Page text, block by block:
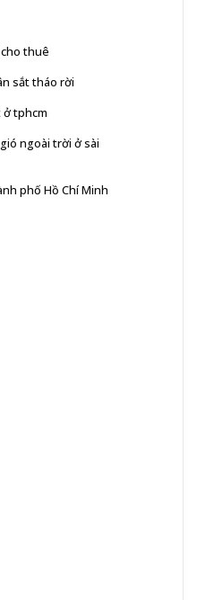
thuê
sắt tháo rời
tphcm
ngoài trời ở sài
phố Hồ Chí Minh